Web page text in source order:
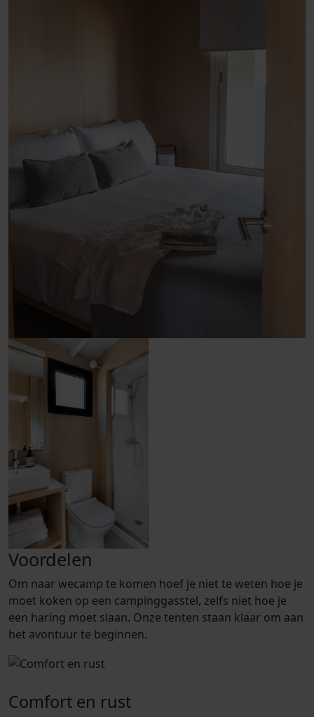
Voordelen
Om naar wecamp te komen hoef je niet te weten hoe je
moet koken op een campinggasstel, zelfs niet hoe je
een haring moet slaan. Onze tenten staan klaar om aan
het avontuur te beginnen.
Comfort en rust